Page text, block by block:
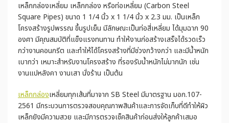
เหล็กกล่องเหลี่ยม เหล็กกล่อง หรือท่อเหลี่ยม (Carbon Steel
Square Pipes) ขนาด 1 1/4 นิ้ว x 1 1/4 นิ้ว x 2.3 มม. เป็นเหล็ก
โครงสร้างรูปพรรณ ขึ้นรูปเย็น มีลักษณะเป็นท่อสี่เหลี่ยม ได้มุมฉาก 90
องศา มีคุณสมบัติที่แข็งแรงทนทาน ทำให้งานก่อสร้างเสร็จได้รวดเร็ว
กว่างานคอนกรีต และทำให้ได้โครงสร้างที่มีช่วงกว้างกว่า และมีน้ำหนัก
เบากว่า เหมาะสำหรับงานโครงสร้าง ที่รองรับน้ำหนักไม่มากนัก เช่น
งานแปหลังคา งานเสา นั่งร้าน เป็นต้น
เหล็กกล่องเหลี่ยมทุกเส้นที่มาจาก SB Steel มีมาตรฐาน มอก.107-
2561 มีกระบวนการตรวจสอบคุณภาพสินค้าและการจัดเก็บที่ดีทำให้ผิว
เหล็กยังมีความสวย และมีการตรวจเช็คสินค้าก่อนส่งให้ลูกค้าเสมอ